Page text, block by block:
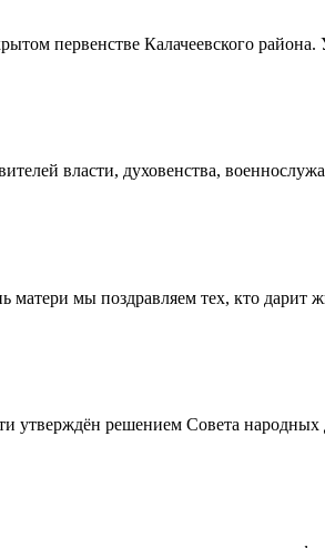
первенстве Калачеевского района.
власти, духовенства,
мы поздравляем тех, кто дарит
утверждён решением Совета народных